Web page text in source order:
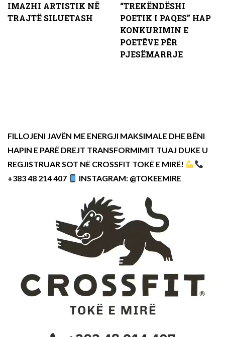
IMAZHI ARTISTIK NË
TRAJTË SILUETASH
“TREKËNDËSHI
POETIK I PAQES” HAP
KONKURIMIN E
POETËVE PËR
PJESËMARRJE
FILLOJENI JAVËN ME ENERGJI MAKSIMALE DHE BËNI
HAPIN E PARË DREJT TRANSFORMIMIT TUAJ DUKE U
REGJISTRUAR SOT NË CROSSFIT TOKË E MIRË!
+383 48 214 407
INSTAGRAM: @TOKEEMIRE